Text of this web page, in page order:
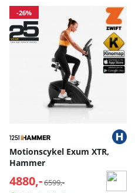
-26%
Motionscykel Exum XTR,
Hammer
4880,- Normalpris:
6599,-